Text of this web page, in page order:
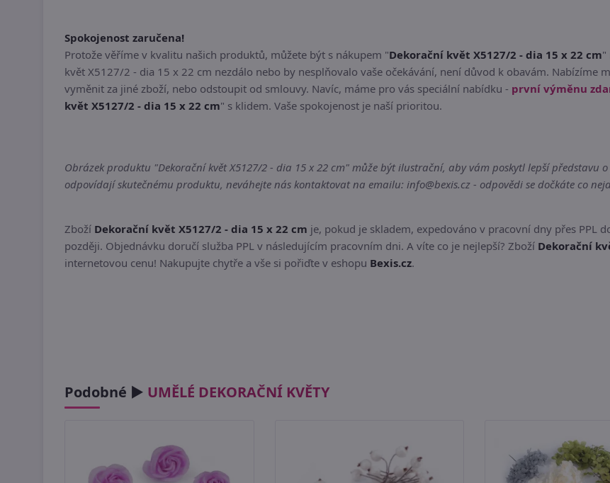
Spokojenost zaručena!
Protože věříme v kvalitu našich produktů, můžete být s nákupem "Dekorační květ X5127/2 - dia 15 x 22 cm"
květ X5127/2 - dia 15 x 22 cm nezdálo nebo by nesplňovalo vaše očekávání, není důvod k obavám. Nabízíme
vyměnit za jiné zboží, nebo odstoupit od smlouvy. Navíc, máme pro vás speciální nabídku - první výměnu
květ X5127/2 - dia 15 x 22 cm" s klidem. Vaše spokojenost je naší prioritou.
Obrázek produktu "Dekorační květ X5127/2 - dia 15 x 22 cm" může být ilustrační, aby vám poskytl lepší představu
odpovídají skutečnému produktu, neváhejte nás kontaktovat na emailu: info@bexis.cz - odpovědi se dočkáte co
Zboží Dekorační květ X5127/2 - dia 15 x 22 cm je, pokud je skladem, expedováno v pracovní dny přes PPL
později. Objednávku doručí služba PPL v následujícím pracovním dni. A víte co je nejlepší? Zboží Dekorační
internetovou cenu! Nakupujte chytře a vše si pořiďte v eshopu Bexis.cz.
Podobné ► UMĚLÉ DEKORAČNÍ KVĚTY